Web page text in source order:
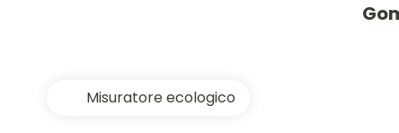
Misuratore ecologico